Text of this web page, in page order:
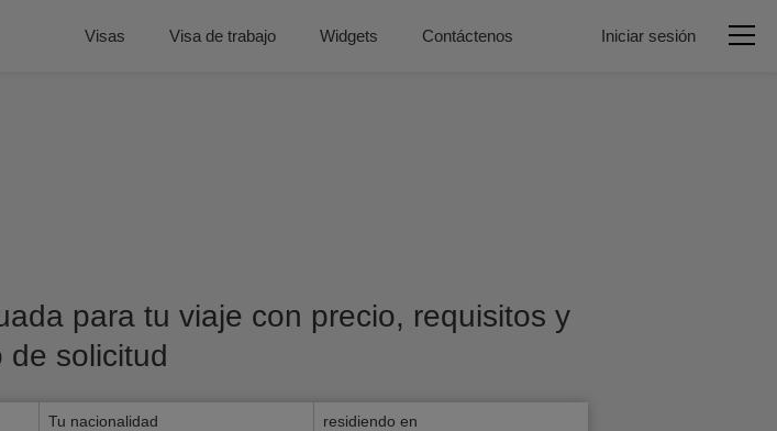
Visas Visa de trabajo Widgets Contáctenos Iniciar sesión
para tu viaje con precio, requisitos y
de solicitud
Tu nacionalidad residiendo en
Aplicar